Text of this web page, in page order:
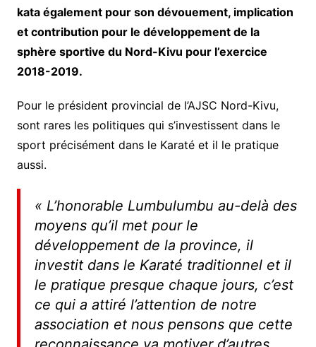
kata également pour son dévouement, implication
et contribution pour le développement de la
sphère sportive du Nord-Kivu pour l’exercice
2018-2019.
Pour le président provincial de l’AJSC Nord-Kivu,
sont rares les politiques qui s’investissent dans le
sport précisément dans le Karaté et il le pratique
aussi.
« L’honorable Lumbulumbu au-delà des
moyens qu’il met pour le
développement de la province, il
investit dans le Karaté traditionnel et il
le pratique presque chaque jours, c’est
ce qui a attiré l’attention de notre
association et nous pensons que cette